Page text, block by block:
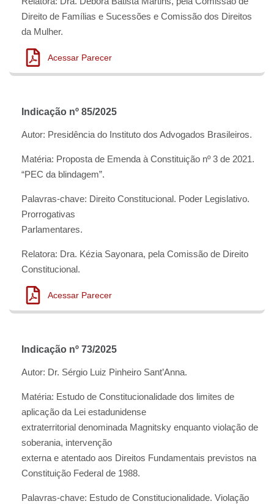
Direito de Famílias e Sucessões e Comissão dos Direitos
da Mulher.
Acessar Parecer
Indicação nº 85/2025
Autor: Presidência do Instituto dos Advogados Brasileiros.
Matéria: Proposta de Emenda à Constituição nº 3 de 2021.
“PEC da blindagem”.
Palavras-chave: Direito Constitucional. Poder Legislativo.
Prorrogativas
Parlamentares.
Relatora: Dra. Kézia Sayonara, pela Comissão de Direito
Constitucional.
Acessar Parecer
Indicação nº 73/2025
Autor: Dr. Sérgio Luiz Pinheiro Sant’Anna.
Matéria: Estudo de Constitucionalidade dos limites de
aplicação da Lei estadunidense
extraterritorial denominada Magnitsky enquanto violação de
soberania, intervenção
externa e atentado aos Direitos Fundamentais previstos na
Constituição Federal de 1988.
Palavras-chave: Estudo de Constitucionalidade. Violação